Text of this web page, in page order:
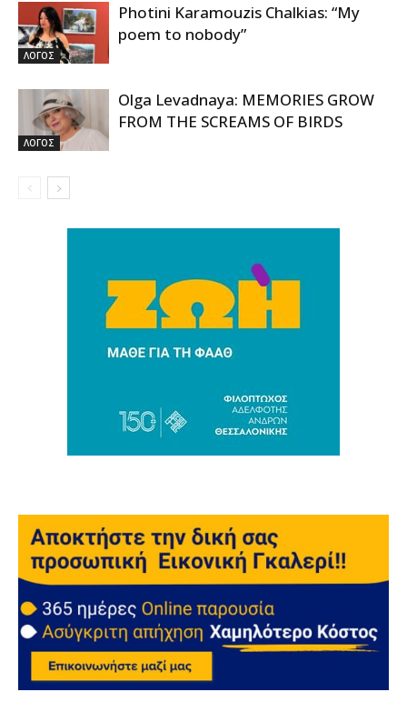
ΛΟΓΟΣ
Photini Karamouzis Chalkias: “My
poem to nobody”
ΛΟΓΟΣ
Olga Levadnaya: MEMORIES GROW
FROM THE SCREAMS OF BIRDS